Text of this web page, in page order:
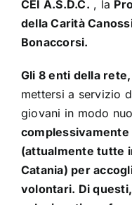
CEI A.S.D.C. , la
della Carità
Bonaccorsi.
Gli 8 enti della
mettersi a servizio
giovani in modo
(attualmente tutte
Catania) per
volontari. Di